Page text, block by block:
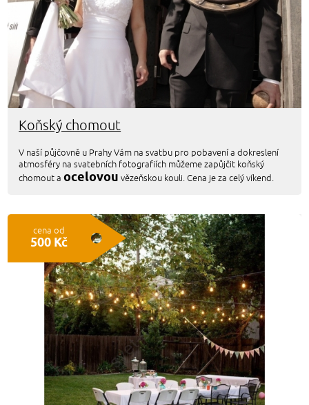
Koňský chomout
V naší půjčovně u Prahy Vám na svatbu pro pobavení a dokreslení
atmosféry na svatebních fotografiích můžeme zapůjčit koňský
chomout aocelovou vězeňskou kouli. Cena je za celý víkend.
cena od
500 Kč